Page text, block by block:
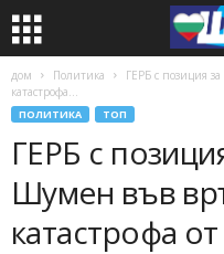
дом Политика
ГЕРБ с позиция
катастрофа...
ПОЛИТИКА ТОП
ГЕРБ с
Шумен във
катастрофа